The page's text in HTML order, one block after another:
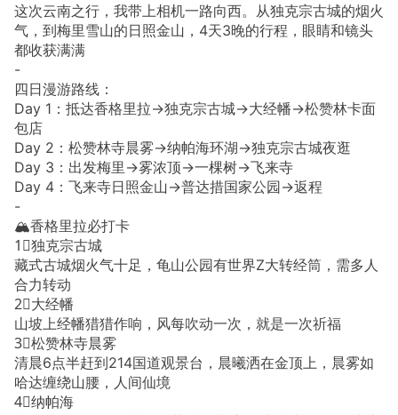
这次云南之行，我带上相机一路向西。从独克宗古城的烟火
气，到梅里雪山的日照金山，4天3晚的行程，眼睛和镜头
都收获满满
-
四日漫游路线：
Day 1：抵达香格里拉→独克宗古城→大经幡→松赞林卡面
包店
Day 2：松赞林寺晨雾→纳帕海环湖→独克宗古城夜逛
Day 3：出发梅里→雾浓顶→一棵树→飞来寺
Day 4：飞来寺日照金山→普达措国家公园→返程
-
🏔️香格里拉必打卡
1⃣️独克宗古城
藏式古城烟火气十足，龟山公园有世界Z大转经筒，需多人
合力转动
2⃣️大经幡
山坡上经幡猎猎作响，风每吹动一次，就是一次祈福
3⃣️松赞林寺晨雾
清晨6点半赶到214国道观景台，晨曦洒在金顶上，晨雾如
哈达缠绕山腰，人间仙境
4⃣️纳帕海